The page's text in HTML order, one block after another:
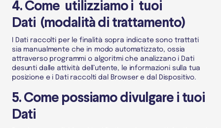
4. Come utilizziamo i tuoi
Dati (modalità di trattamento)
Dati raccolti per le finalità sopra indicate sono trattati
sia manualmente che in modo automatizzato, ossia
attraverso programmi o algoritmi che analizzano i Dati
desunti dalle attività dell’utente, le informazioni sulla tua
posizione e i Dati raccolti dal Browser e dal Dispositivo.
5. Come possiamo divulgare i tuoi
Dati